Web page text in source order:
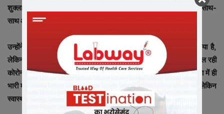
शुक्ला ने बताया कि अस्पतालों सहित चिकित्सा से जुड़े हर चीज को सुधारने के साथ-
साथ आवश्यक हेल्थकेयर उपकरणों को खरीदने के लिए प्रयास किये जा रहे हैं.
उन्होंने कहा कि प्रदेश सरकार ने 200 वेंटिलेटर खरीदने का ऑर्डर दे दिया है,
लेकिन हमें इनके प्राप्त होने में कुछ समय लग सकता है, क्योंकि विश्व भर में चल रही
कोरोना वायरस की महामारी के चलते इस जीवन रक्षक उपकरण की पूरी दुनिया में ही
भारी मांग है. शुक्ला ने कहा कि राज्य सरकार के पास पैसे की कोई कमी नहीं है. लेकिन
स्वास्थ्य सुविधाओं के ढांचे को विकसित करने पर वक्त लगता है|